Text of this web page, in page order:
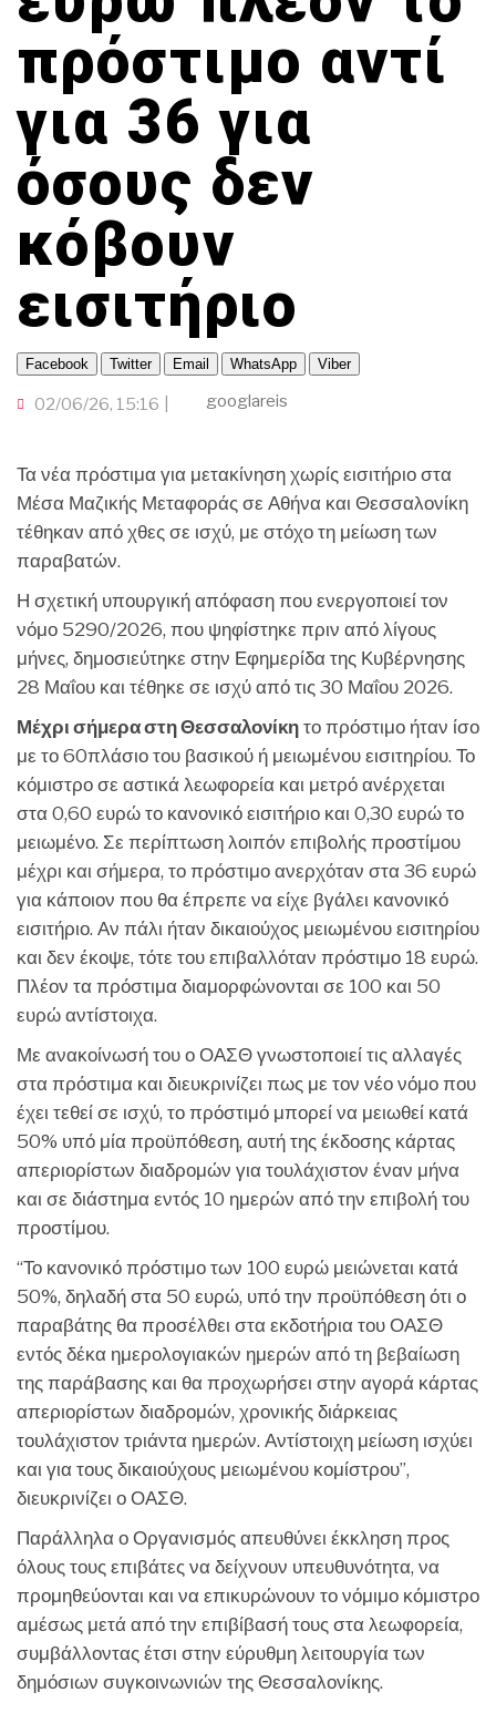
TRAVELLER
INFLUENCER
GAMER
ΒΡΟΥΜ ΒΡΟΥΜ
ΤΟΠΙΚΗ ΑΥΤΟΔΙΟΙΚΗΣΗ
ΥΓΕΙΑ-HEALTHY LIFE
ΚΟΙΝΩΝΙΑ
POLICE STORIES
ΠΟΡΤΟΚΑΛΙ ΘΕΑ
ΑΛΛΑ ΣΠΟΡ
ΠΑΜΕ ΘΕΑΤΡΟ
CINEΜΑΔΕΣ
Ο ΛΑΟΣ ΤΡΑΓΟΥΔΙ ΘΕΛΕΙ
ΜΕΓΑΣ CHEF
ΟΜΟΓΕΝΕΙΑ
ΕΚΕΙ ΣΤΑ ΞΕΝΑ
πρόστιμο αντί
για 36 για
όσους δεν
κόβουν
εισιτήριο
Facebook Twitter Email WhatsApp Viber
02/06/26, 15:16 googlareis
Τα νέα πρόστιμα για μετακίνηση χωρίς εισιτήριο στα
Μέσα Μαζικής Μεταφοράς σε Αθήνα και Θεσσαλονίκη
τέθηκαν από χθες σε ισχύ, με στόχο τη μείωση των
παραβατών.
Η σχετική υπουργική απόφαση που ενεργοποιεί τον
νόμο 5290/2026, που ψηφίστηκε πριν από λίγους
μήνες, δημοσιεύτηκε στην Εφημερίδα της Κυβέρνησης
28 Μαΐου και τέθηκε σε ισχύ από τις 30 Μαΐου 2026.
Μέχρι σήμερα στη Θεσσαλονίκη το πρόστιμο ήταν ίσο
με το 60πλάσιο του βασικού ή μειωμένου εισιτηρίου. Το
κόμιστρο σε αστικά λεωφορεία και μετρό ανέρχεται
στα 0,60 ευρώ το κανονικό εισιτήριο και 0,30 ευρώ το
μειωμένο. Σε περίπτωση λοιπόν επιβολής προστίμου
μέχρι και σήμερα, το πρόστιμο ανερχόταν στα 36 ευρώ
για κάποιον που θα έπρεπε να είχε βγάλει κανονικό
εισιτήριο. Αν πάλι ήταν δικαιούχος μειωμένου εισιτηρίου
και δεν έκοψε, τότε του επιβαλλόταν πρόστιμο 18 ευρώ.
Πλέον τα πρόστιμα διαμορφώνονται σε 100 και 50
ευρώ αντίστοιχα.
Με ανακοίνωσή του ο ΟΑΣΘ γνωστοποιεί τις αλλαγές
στα πρόστιμα και διευκρινίζει πως με τον νέο νόμο που
έχει τεθεί σε ισχύ, το πρόστιμό μπορεί να μειωθεί κατά
50% υπό μία προϋπόθεση, αυτή της έκδοσης κάρτας
απεριορίστων διαδρομών για τουλάχιστον έναν μήνα
και σε διάστημα εντός 10 ημερών από την επιβολή του
προστίμου.
“Το κανονικό πρόστιμο των 100 ευρώ μειώνεται κατά
50%, δηλαδή στα 50 ευρώ, υπό την προϋπόθεση ότι ο
παραβάτης θα προσέλθει στα εκδοτήρια του ΟΑΣΘ
εντός δέκα ημερολογιακών ημερών από τη βεβαίωση
της παράβασης και θα προχωρήσει στην αγορά κάρτας
απεριορίστων διαδρομών, χρονικής διάρκειας
τουλάχιστον τριάντα ημερών. Αντίστοιχη μείωση ισχύει
και για τους δικαιούχους μειωμένου κομίστρου”,
διευκρινίζει ο ΟΑΣΘ.
Παράλληλα ο Οργανισμός απευθύνει έκκληση προς
όλους τους επιβάτες να δείχνουν υπευθυνότητα, να
προμηθεύονται και να επικυρώνουν το νόμιμο κόμιστρο
αμέσως μετά από την επιβίβασή τους στα λεωφορεία,
συμβάλλοντας έτσι στην εύρυθμη λειτουργία των
δημόσιων συγκοινωνιών της Θεσσαλονίκης.